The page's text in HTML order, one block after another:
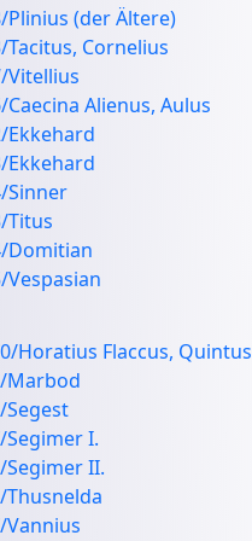
Plinius (der Ältere)
Tacitus, Cornelius
Vitellius
Caecina Alienus, Aulus
Ekkehard
Ekkehard
Sinner
Titus
Domitian
Vespasian
Horatius Flaccus, Quintus
Marbod
Segest
Segimer I.
Segimer II.
Thusnelda
Vannius